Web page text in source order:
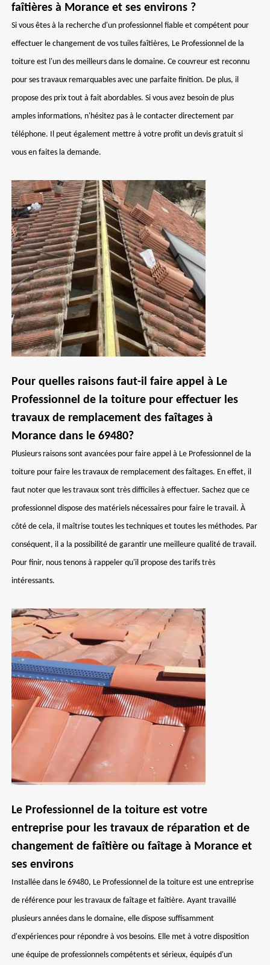
faîtières à Morance et ses environs ?
Si vous êtes à la recherche d'un professionnel fiable et compétent pour
effectuer le changement de vos tuiles faîtières, Le Professionnel de la
toiture est l'un des meilleurs dans le domaine. Ce couvreur est reconnu
pour ses travaux remarquables avec une parfaite finition. De plus, il
propose des prix tout à fait abordables. Si vous avez besoin de plus
amples informations, n'hésitez pas à le contacter directement par
téléphone. Il peut également mettre à votre profit un devis gratuit si
vous en faites la demande.
Pour quelles raisons faut-il faire appel à Le
Professionnel de la toiture pour effectuer les
travaux de remplacement des faîtages à
Morance dans le 69480?
Plusieurs raisons sont avancées pour faire appel à Le Professionnel de la
toiture pour faire les travaux de remplacement des faîtages. En effet, il
faut noter que les travaux sont très difficiles à effectuer. Sachez que ce
professionnel dispose des matériels nécessaires pour faire le travail. À
côté de cela, il maîtrise toutes les techniques et toutes les méthodes. Par
conséquent, il a la possibilité de garantir une meilleure qualité de travail.
Pour finir, nous tenons à rappeler qu'il propose des tarifs très
intéressants.
Le Professionnel de la toiture est votre
entreprise pour les travaux de réparation et de
changement de faîtière ou faîtage à Morance et
ses environs
Installée dans le 69480, Le Professionnel de la toiture est une entreprise
de référence pour les travaux de faîtage et faîtière. Ayant travaillé
plusieurs années dans le domaine, elle dispose suffisamment
d'expériences pour répondre à vos besoins. Elle met à votre disposition
une équipe de professionnels compétents et sérieux, équipés d'un